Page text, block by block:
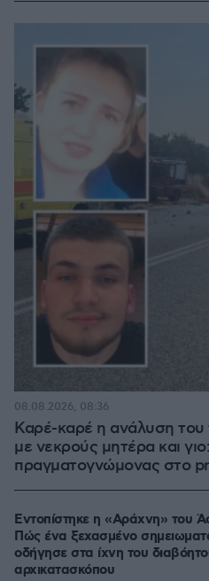
Καρέ-καρέ η ανάλυση του
με νεκρούς μητέρα και γιο:
πραγματογνώμονας στο
08.08.2026, 08:36
Εντοπίστηκε η «Αράχνη» του
Πώς ένα ξεχασμένο
οδήγησε στα ίχνη του
αρχικατασκόπου